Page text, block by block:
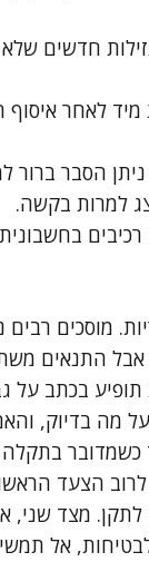
חדשים
לאחר איסוף
הסבר ברור
למרות בקשה.
רכיבים
מוסכים רבים
התנאים
בכתב על
מה בדיוק,
כשמדובר
לרוב הצעד
לתקן. מצד שני,
אל